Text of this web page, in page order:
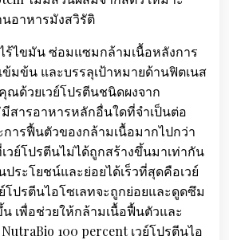
อาหารมังสวิรัติ
ร้ไขมัน ซ่อมแซมกล้ามเนื้อหลังการ
ข้มข้น และบรรลุเป้าหมายด้านฟิตเนส
ด้วยเวย์โปรตีนชนิดผงจาก
สารอาหารหลักอื่นใดที่จำเป็นต่อ
การฟื้นตัวของกล้ามเนื้อมากไปกว่า
วย์โปรตีนไม่ได้ถูกสร้างขึ้นมาเท่ากัน
ระโยชน์และย่อยได้เร็วที่สุดคือเวย์
โปรตีนไอโซเลทจะถูกย่อยและดูดซึม
น เพื่อช่วยให้กล้ามเนื้อฟื้นตัวและ
NutraBio 100 percent เวย์โปรตีนไอ